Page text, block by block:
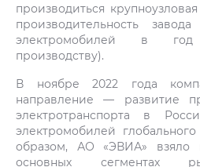
производиться
производительность
электромобилей в
производству).
В ноябре 2022 года
направление — развитие
электротранспорта в
электромобилей
образом, АО «ЭВИА» взяло
основных сегментах